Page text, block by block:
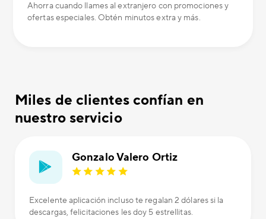
Ahorra cuando llames al extranjero con promociones y
ofertas especiales. Obtén minutos extra y más.
Miles de clientes confían en
nuestro servicio
Gonzalo Valero Ortiz
Excelente aplicación incluso te regalan 2 dólares si la
descargas, felicitaciones les doy 5 estrellitas.